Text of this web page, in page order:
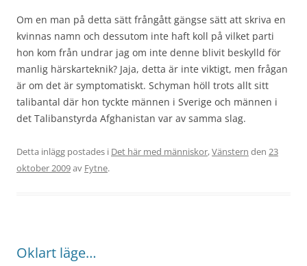
Om en man på detta sätt frångått gängse sätt att skriva en
kvinnas namn och dessutom inte haft koll på vilket parti
hon kom från undrar jag om inte denne blivit beskylld för
manlig härskarteknik? Jaja, detta är inte viktigt, men frågan
är om det är symptomatiskt. Schyman höll trots allt sitt
talibantal där hon tyckte männen i Sverige och männen i
det Talibanstyrda Afghanistan var av samma slag.
Detta inlägg postades i Det här med människor,Vänstern den 23
oktober 2009av Fytne.
Oklart läge…